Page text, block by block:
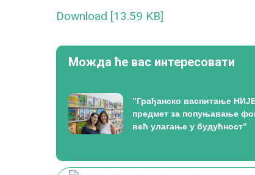
Download [13.59 KB]
Можда ће вас интересовати
”Грађанско васпитање
предмет за попуњавање
већ улагање у будућност”